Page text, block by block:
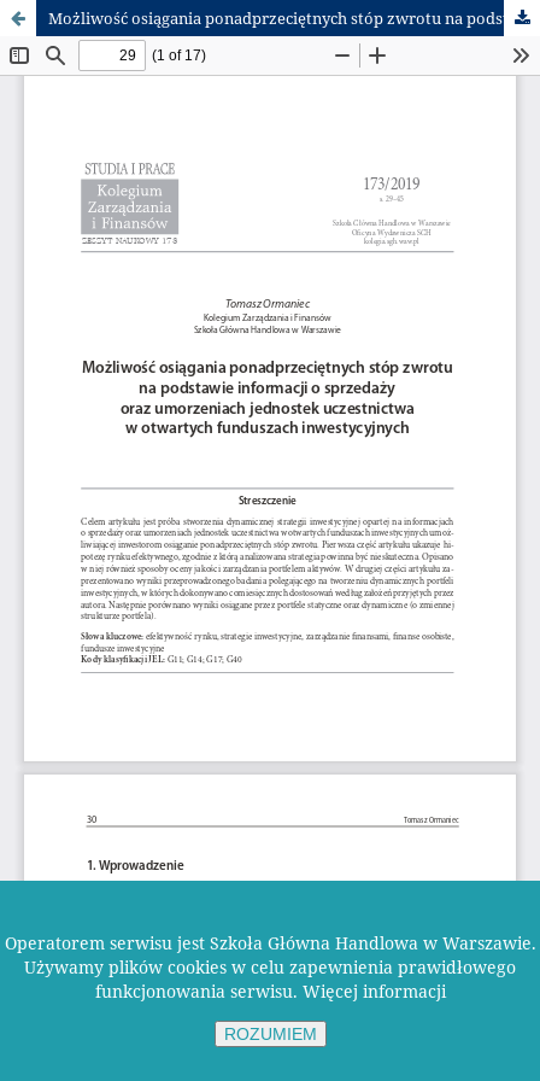
Możliwość osiągania ponadprzeciętnych stóp zwrotu na podstawie informacji o sprzedaży oraz umorzeniach jednostek uczestnictwa w otwartych funduszach inwestycyjnych
Operatorem serwisu jest Szkoła Główna Handlowa w Warszawie.
Używamy plików cookies w celu zapewnienia prawidłowego
funkcjonowania serwisu. Więcej informacji
ROZUMIEM